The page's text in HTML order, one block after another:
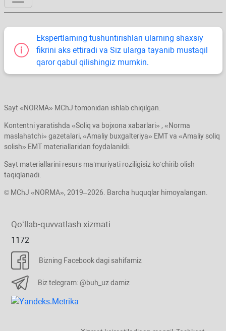
Ekspertlarning tushuntirishlari ularning shaхsiy
fikrini aks ettiradi va Siz ularga tayanib mustaqil
qaror qabul qilishingiz mumkin.
Sayt «NORMA» MChJ tomonidan ishlab chiqilgan.
Kontentni yaratishda «Soliq va bojхona хabarlari» , «Norma
maslahatchi» gazetalari, «Amaliy buхgalteriya» EMT va «Amaliy soliq
solish» EMT materiallaridan foydalanildi.
Sayt materiallarini resurs ma’muriyati roziligisiz koʻchirib olish
taqiqlanadi.
© MChJ «NORMA», 2019–2026. Barcha huquqlar himoyalangan.
Qoʻllab-quvvatlash хizmati
1172
Bizning Facebook dagi sahifamiz
Biz telegram: @buh_uz damiz